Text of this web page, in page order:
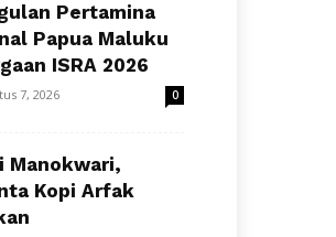
Pertamina
Papua Maluku
ISRA 2026
7, 2026 0
Manokwari,
Kopi Arfak